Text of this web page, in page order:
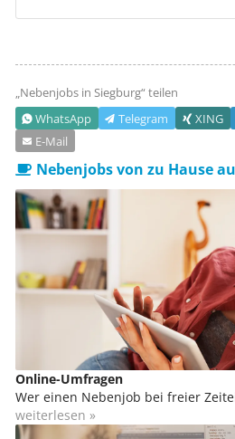
„Nebenjobs in Siegburg“ teilen
WhatsApp
Telegram XING
E‑Mail
Nebenjobs von zu Hause
Online-Umfragen
Wer einen Nebenjob bei freier
sich sogar von zu Hause ausüben
Marktforschung engagieren. Du
weiterlesen »